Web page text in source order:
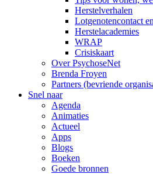
Herstelverhalen
Lotgenotencontact
Herstelacademies
WRAP
Crisiskaart
Over PsychoseNet
Brenda Froyen
Partners (bevriende
Snel naar
Agenda
Animaties
Actueel
Apps
Blogs
Boeken
Goede bronnen